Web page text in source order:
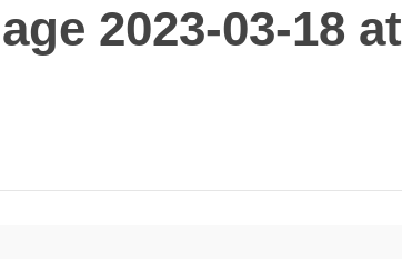
2023-03-18 at